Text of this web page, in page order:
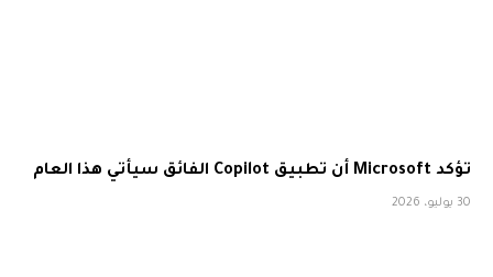
تؤكد Microsoft أن تطبيق Copilot الفائق سيأتي هذا العام
30 يوليو، 2026